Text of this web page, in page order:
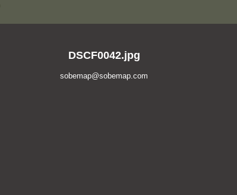
DSCF0042.jpg
sobemap@sobemap.com